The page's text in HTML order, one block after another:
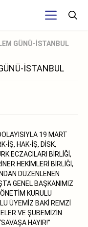
GÜNÜ-İSTANBUL
İSTANBUL
19 MART
İŞ, HAK-İŞ, DİSK,
ECZACILARI BİRLİĞİ,
HEKİMLERİ BİRLİĞİ,
DÜZENLENEN
GENEL BAŞKANIMIZ
KURULU
ÜYEMİZ BAKİ REMZİ
VE ŞUBEMİZİN
HAYIR!”